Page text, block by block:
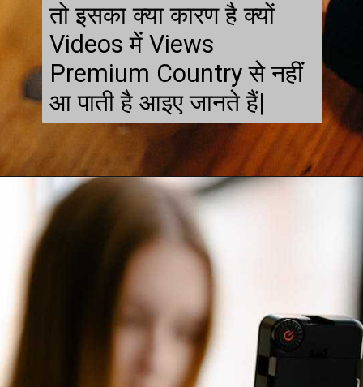
तो इसका क्या कारण है क्यों
Videos में Views
Premium Country से नहीं
आ पाती है आइए जानते हैं|